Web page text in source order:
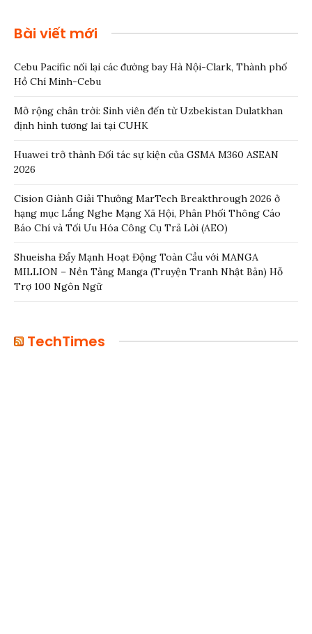
Bài viết mới
Cebu Pacific nối lại các đường bay Hà Nội-Clark, Thành phố
Hồ Chí Minh-Cebu
Mở rộng chân trời: Sinh viên đến từ Uzbekistan Dulatkhan
định hình tương lai tại CUHK
Huawei trở thành Đối tác sự kiện của GSMA M360 ASEAN
2026
Cision Giành Giải Thưởng MarTech Breakthrough 2026 ở
hạng mục Lắng Nghe Mạng Xã Hội, Phân Phối Thông Cáo
Báo Chí và Tối Ưu Hóa Công Cụ Trả Lời (AEO)
Shueisha Đẩy Mạnh Hoạt Động Toàn Cầu với MANGA
MILLION – Nền Tảng Manga (Truyện Tranh Nhật Bản) Hỗ
Trợ 100 Ngôn Ngữ
TechTimes